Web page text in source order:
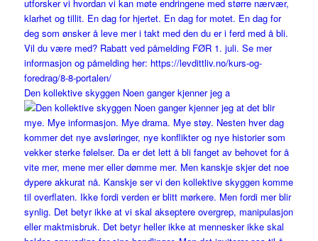
Den kollektive skyggen Noen ganger kjenner jeg a